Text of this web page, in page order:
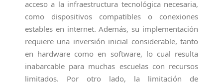
acceso a la infraestructura tecnológica necesaria,
como dispositivos compatibles o conexiones
estables en internet. Además, su implementación
requiere una inversión inicial considerable, tanto
en hardware como en software, lo cual resulta
inabarcable para muchas escuelas con recursos
limitados. Por otro lado, la limitación de